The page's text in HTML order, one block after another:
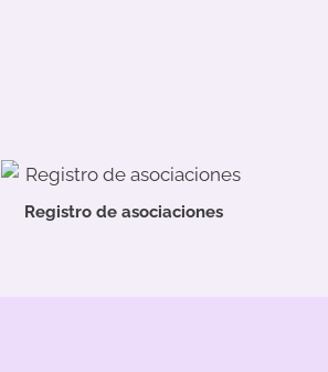
Registro de asociaciones